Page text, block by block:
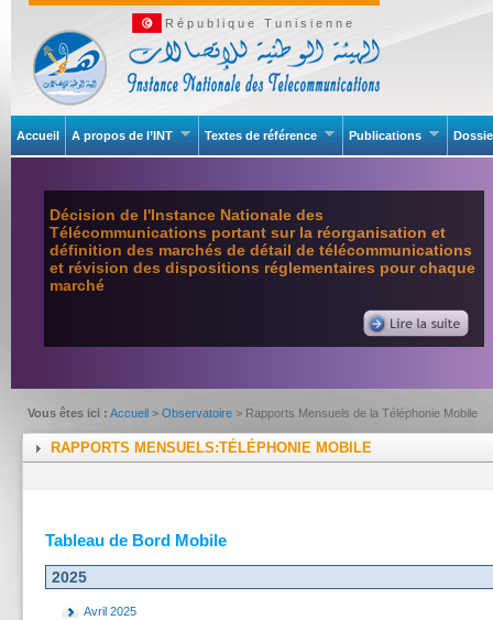
République Tunisienne
Accueil A propos de l’INT Textes de référence Publications
Décision de l'Instance Nationale des
Télécommunications portant sur la réorganisation et
définition des marchés de détail de télécommunications
et révision des dispositions réglementaires pour chaque
marché
Vous êtes ici : Accueil > Observatoire > Rapports Mensuels de la Téléphonie Mobile
RAPPORTS MENSUELS:TÉLÉPHONIE MOBILE
Tableau de Bord Mobile
2025
Avril 2025